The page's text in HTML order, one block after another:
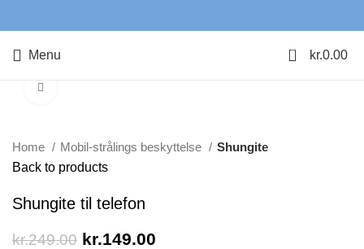
Menu 0 kr.0.00
Home Mobil-strålings beskyttelse
Shungite
Back to products
Shungite til telefon
kr.249.00 kr.149.00